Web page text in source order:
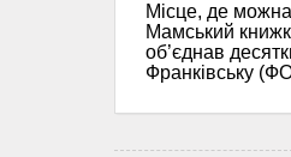
Місце, де
Мамський
об’єднав
Франківську